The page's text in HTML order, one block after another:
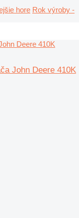
hore Rok výroby -
John Deere 410K